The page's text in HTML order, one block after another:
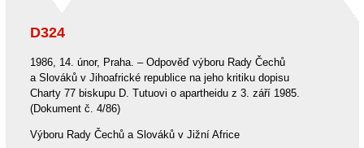
D324
1986, 14. únor, Praha. – Odpověď výboru Rady Čechů
a Slováků v Jihoafrické republice na jeho kritiku dopisu
Charty 77 biskupu D. Tutuovi o apartheidu z 3. září 1985.
(Dokument č. 4/86)
Výboru Rady Čechů a Slováků v Jižní Africe